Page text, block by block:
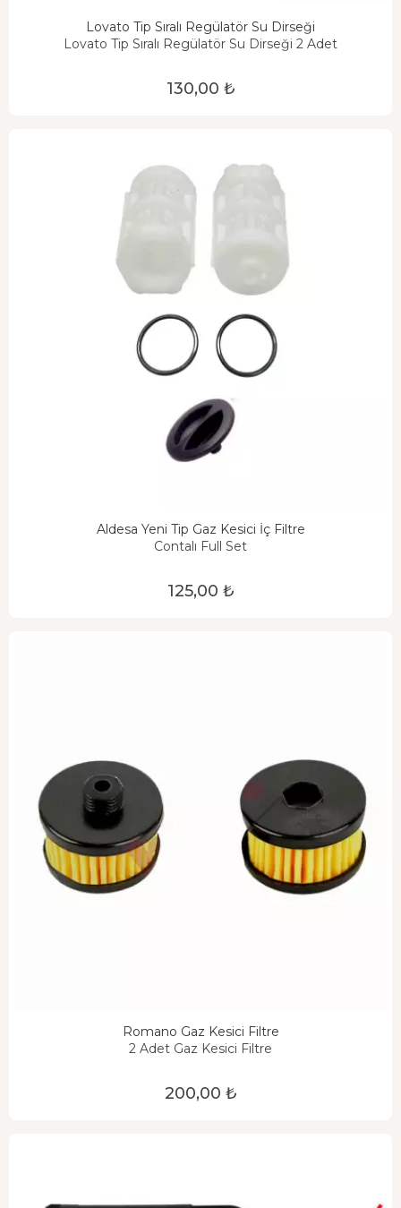
Lovato Tip Sıralı Regülatör Su Dirseği
Lovato Tip Sıralı Regülatör Su Dirseği 2 Adet
130,00 ₺
Aldesa Yeni Tip Gaz Kesici İç Filtre
Contalı Full Set
125,00 ₺
Romano Gaz Kesici Filtre
2 Adet Gaz Kesici Filtre
200,00 ₺